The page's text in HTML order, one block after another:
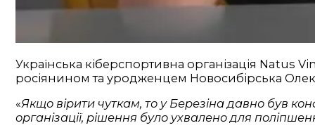
Українська кіберспортивна організація Natus
росіянином та уродженцем Новосибірська
«Якщо вірити чуткам, то у Березіна давно був
організації, рішення було ухвалено для